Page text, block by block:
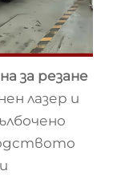
за резане
лазер и